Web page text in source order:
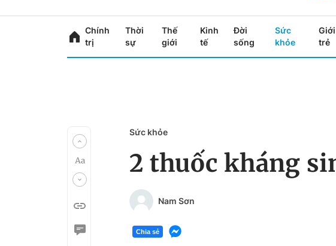
Chính
trị
Thời
sự
Thế
giới
Kinh
tế
Đời
sống
Sức
khỏe
Giới
trẻ
Sức khỏe
2 thuốc kháng
Nam Sơn
Chia sẻ